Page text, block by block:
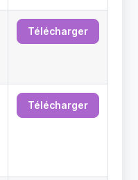
Télécharger
Télécharger